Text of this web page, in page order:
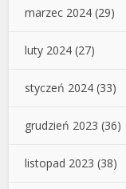
marzec 2024 (29)
luty 2024 (27)
styczeń 2024 (33)
grudzień 2023 (36)
listopad 2023 (38)